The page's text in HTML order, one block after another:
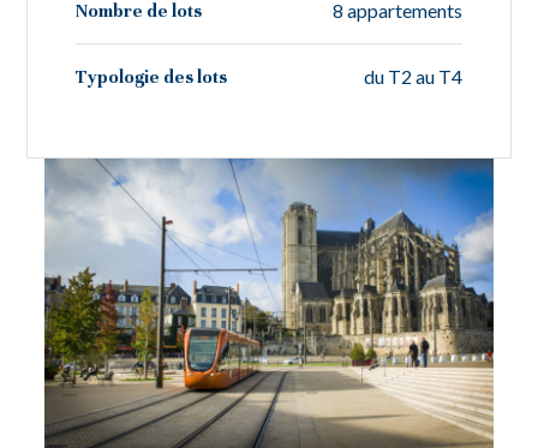
Nombre de lots 8 appartements
Typologie des lots du T2 au T4